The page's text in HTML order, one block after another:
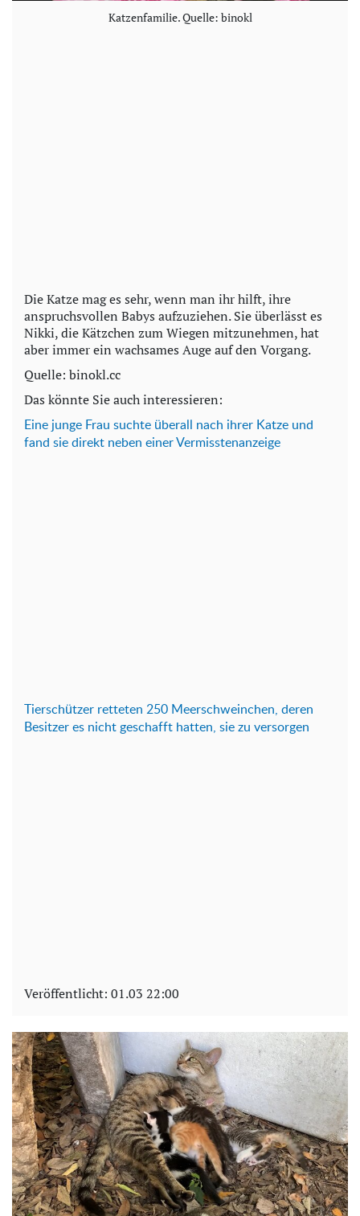
Katzenfamilie. Quelle: binokl
Die Katze mag es sehr, wenn man ihr hilft, ihre
anspruchsvollen Babys aufzuziehen. Sie überlässt es
Nikki, die Kätzchen zum Wiegen mitzunehmen, hat
aber immer ein wachsames Auge auf den Vorgang.
Quelle: binokl.cc
Das könnte Sie auch interessieren:
Eine junge Frau suchte überall nach ihrer Katze und
fand sie direkt neben einer Vermisstenanzeige
Tierschützer retteten 250 Meerschweinchen, deren
Besitzer es nicht geschafft hatten, sie zu versorgen
Veröffentlicht: 01.03 22:00